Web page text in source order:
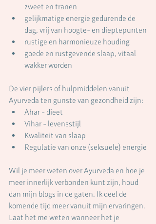
zweet en tranen
gelijkmatige energie gedurende de
dag, vrij van hoogte- en dieptepunten
rustige en harmonieuze houding
goede en rustgevende slaap, vitaal
wakker worden
De vier pijlers of hulpmiddelen vanuit
Ayurveda ten gunste van gezondheid zijn:
Ahar - dieet
Vihar - levensstijl
Kwaliteit van slaap
Regulatie van onze (seksuele) energie
Wil je meer weten over Ayurveda en hoe je
meer innerlijk verbonden kunt zijn, houd
dan mijn blogs in de gaten. Ik deel de
komende tijd meer vanuit mijn ervaringen.
Laat het me weten wanneer het je